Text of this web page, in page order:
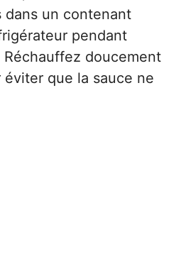
dans un contenant
pendant
Réchauffez doucement
que la sauce ne